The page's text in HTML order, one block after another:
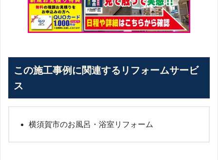
この施工事例に関連するリフォームサービ
ス
横須賀市のお風呂・浴室リフォーム